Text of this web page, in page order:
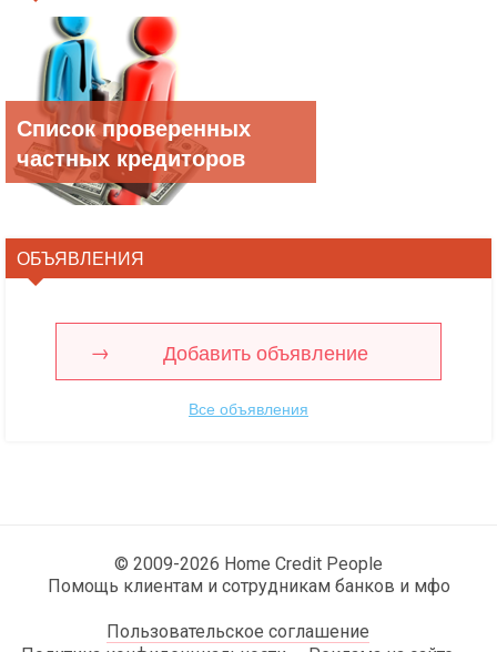
Список проверенных
частных кредиторов
ОБЪЯВЛЕНИЯ
Добавить объявление
Все объявления
© 2009-2026 Home Credit People
Помощь клиентам и сотрудникам банков и мфо
Пользовательское соглашение